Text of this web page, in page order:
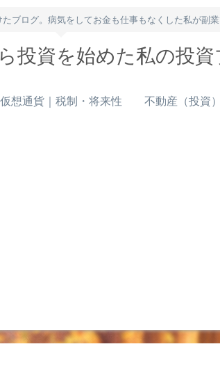
ログ。病気をしてお金も仕事もなくした私が副
投資を始めた私の投
仮想通貨｜税制・将来性 不動産（投資）